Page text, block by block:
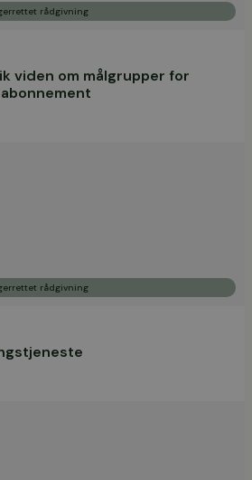
rådgivning
viden om målgrupper for
rådgivning